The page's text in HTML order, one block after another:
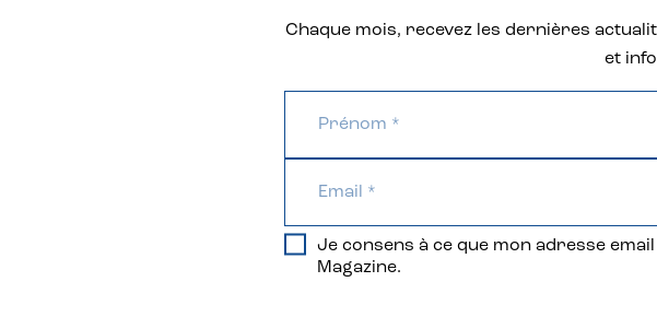
Chaque mois, recevez les dernières
et
Je consens à ce que mon adresse
Magazine.